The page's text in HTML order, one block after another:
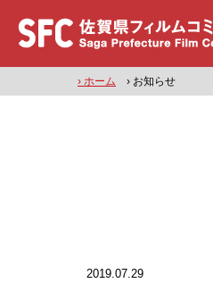
› ホーム › お知らせ
2019.07.29